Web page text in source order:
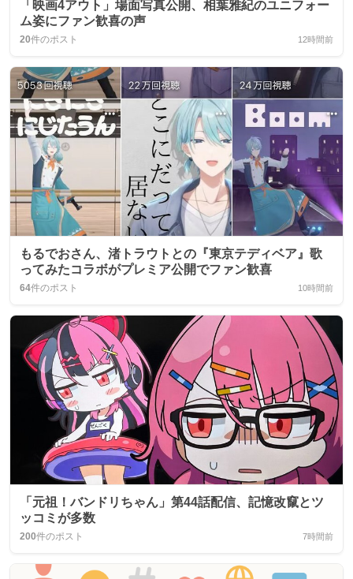
「映画4アウト」場面写真公開、相葉雅紀のユニフォー
ム姿にファン歓喜の声
20件のポスト 12時間前
もるでおさん、渚トラウトとの『東京テディベア』歌
ってみたコラボがプレミア公開でファン歓喜
64件のポスト 10時間前
「元祖！バンドリちゃん」第44話配信、記憶改竄とツ
ッコミが多数
200件のポスト 7時間前